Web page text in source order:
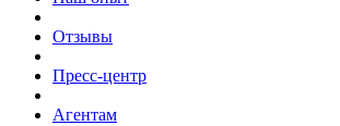
Отзывы
Пресс-центр
Агентам